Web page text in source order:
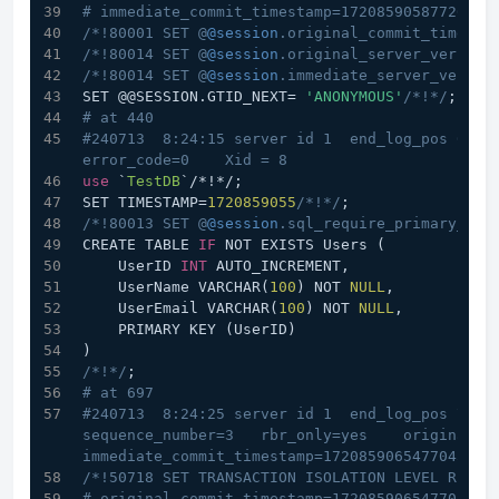
#
/*!80001 SET @@session
/*!80014 SET @@session
/*!80014 SET @@session
SET @@SESSION.GTID_NEXT=
'ANONYMOUS' /*!*/ ;
# at 440
#240713  8:24:15 server id 1  end_log_pos 697
error_code=0    Xid = 8
use ` TestDB`/*!*/;
SET TIMESTAMP=1720859055/*!*/ ;
/*!80013 SET @@session
CREATE TABLE IF NOT EXISTS Users (
    UserID
INT AUTO_INCREMENT,
    UserName VARCHAR(
100 ) NOT NULL ,
    UserEmail VARCHAR(
100 ) NOT NULL ,
    PRIMARY KEY (UserID)
)
/*!*/ ;
# at 697
#240713  8:24:25 server id 1  end_log_pos 776
sequence_number=3   rbr_only=yes
immediate_commit_timestamp=1720859065477045
/*!50718 SET TRANSACTION ISOLATION LEVEL READ